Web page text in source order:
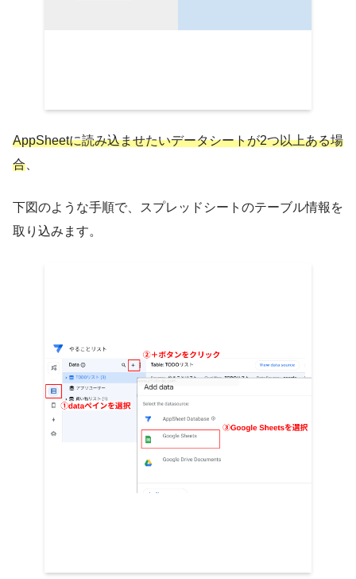
AppSheetに読み込ませたいデータシートが2つ以上ある場
合
下図のような手順で、スプレッドシートのテーブル情報を
取り込みます。